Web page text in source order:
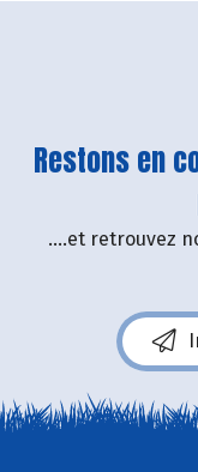
Restons en
....et retrouvez